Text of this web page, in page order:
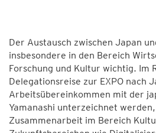
Der Austausch zwischen Japan
insbesondere in den Bereich
Forschung und Kultur wichtig. Im
Delegationsreise zur EXPO nach
Arbeitsübereinkommen mit der
Yamanashi unterzeichnet
Zusammenarbeit im Bereich